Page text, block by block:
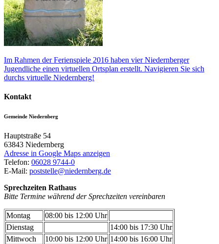
Im Rahmen der Ferienspiele 2016 haben vier Niedernberger
Jugendliche einen virtuellen Ortsplan erstellt. Navigieren Sie sich
durchs virtuelle Niedernberg!
Kontakt
Gemeinde Niedernberg
Hauptstraße 54
63843 Niedernberg
Adresse in Google Maps anzeigen
Telefon: 06028 9744-0
E-Mail: poststelle@niedernberg.de
Sprechzeiten Rathaus
Bitte Termine während der Sprechzeiten vereinbaren
Montag
08:00 bis 12:00 Uhr
Dienstag
14:00 bis 17:30 Uhr
Mittwoch
10:00 bis 12:00 Uhr 14:00 bis 16:00 Uhr